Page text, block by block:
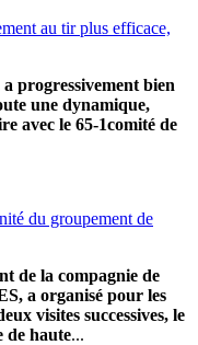
au tir plus efficace,
progressivement bien
une dynamique,
avec le 65-1comité de
du groupement de
de la compagnie de
a organisé pour les
visites successives, le
de haute...